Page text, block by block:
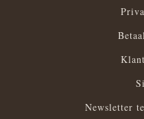
Newsletter